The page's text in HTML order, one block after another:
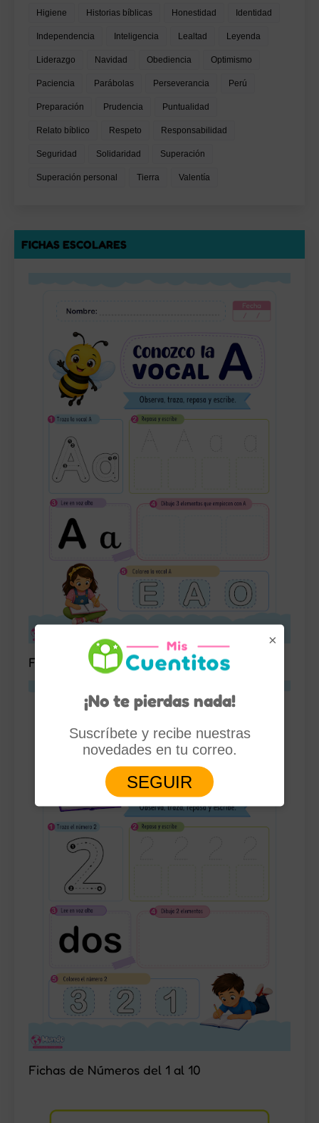
Higiene Historias bíblicas Honestidad Identidad
Independencia Inteligencia Lealtad Leyenda
Liderazgo Navidad Obediencia Optimismo
Paciencia Parábolas Perseverancia Perú
Preparación Prudencia Puntualidad
Relato bíblico Respeto Responsabilidad
Seguridad Solidaridad Superación
Superación personal Tierra Valentía
FICHAS ESCOLARES
Fichas de las 5 Vocales para Imprimir Gratis
Fichas de Números del 1 al 10
×
¡No te pierdas nada!
Suscríbete y recibe nuestras
novedades en tu correo.
SEGUIR